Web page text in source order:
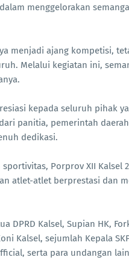
menggelorakan
menjadi ajang kompetisi,
Melalui kegiatan ini,
kepada seluruh pihak
panitia, pemerintah
dedikasi.
Porprov XII Kalsel
atlet-atlet berprestasi dan
DPRD Kalsel, Supian HK,
Kalsel, sejumlah Kepala
serta para undangan